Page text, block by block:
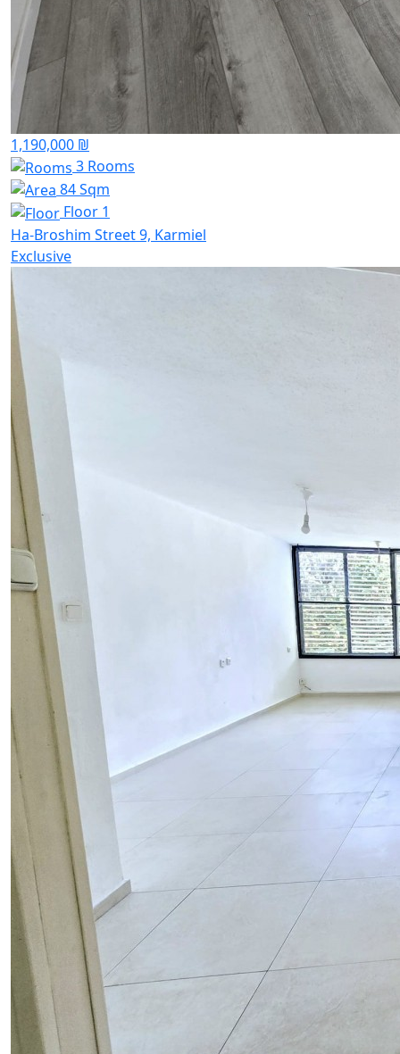
1,190,000 ₪
3 Rooms
84 Sqm
Floor 1
Ha-Broshim Street 9, Karmiel
Exclusive